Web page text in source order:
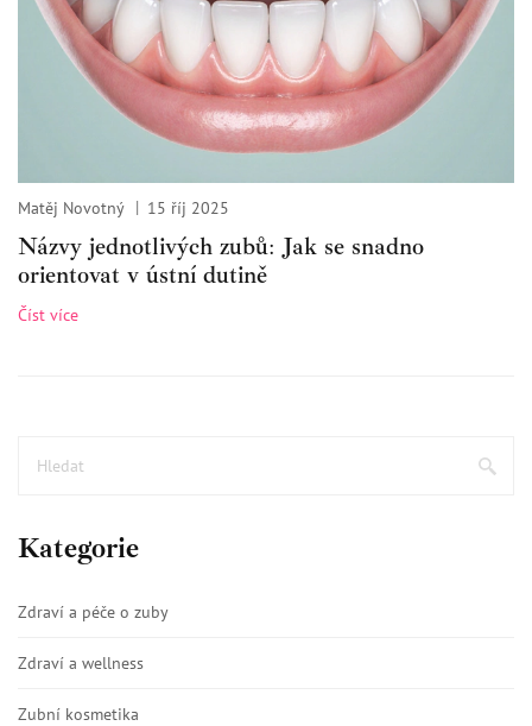
Matěj Novotný 15 říj 2025
Názvy jednotlivých zubů: Jak se snadno
orientovat v ústní dutině
Číst více
Kategorie
Zdraví a péče o zuby
Zdraví a wellness
Zubní kosmetika